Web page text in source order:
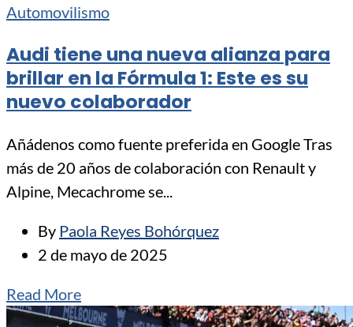
Automovilismo
Audi tiene una nueva alianza para
brillar en la Fórmula 1: Este es su
nuevo colaborador
Añádenos como fuente preferida en Google Tras
más de 20 años de colaboración con Renault y
Alpine, Mecachrome se...
By Paola Reyes Bohórquez
2 de mayo de 2025
Read More